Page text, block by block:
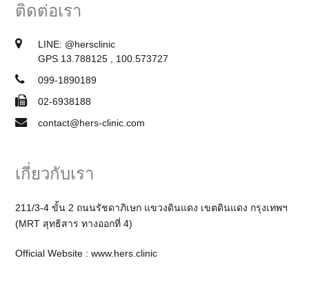
ติดต่อเรา
LINE: @hersclinic
GPS 13.788125 , 100.573727
099-1890189
02-6938188
contact@hers-clinic.com
เกี่ยวกับเรา
211/3-4 ขั้น 2 ถนนรัชดาภิเษก แขวงดินแดง เขตดินแดง กรุงเทพฯ
(MRT สุทธิสาร ทางออกที่ 4)
Official Website :www.hers.clinic